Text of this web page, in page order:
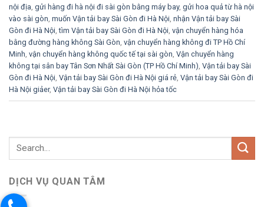
nội địa gửi hàng đi hà nội đi sài gòn bằng máy bay, gửi hoa quả từ hà nội
vào sài gòn muốn Vận tải bay Sài Gòn đi Hà Nội nhận Vận tải bay Sài
Gòn đi Hà Nội ,tìm Vận tải bay Sài Gòn đi Hà Nội vận chuyển hàng hóa
bằng đường hàng không Sài Gòn vận chuyển hàng không đi TP Hồ Chí
Minh vận chuyển hàng không quốc tế tại sài gòn Vận chuyển hàng
không tại sân bay Tân Sơn Nhất Sài Gòn (TP Hồ Chí Minh) Vận tải bay Sài
Gòn đi Hà Nội Vận tải bay Sài Gòn đi Hà Nội giá rẻ Vận tải bay Sài Gòn đi
Hà Nội giảer, Vận tải bay Sài Gòn đi Hà Nội hỏa tốc
DỊCH VỤ QUAN TÂM